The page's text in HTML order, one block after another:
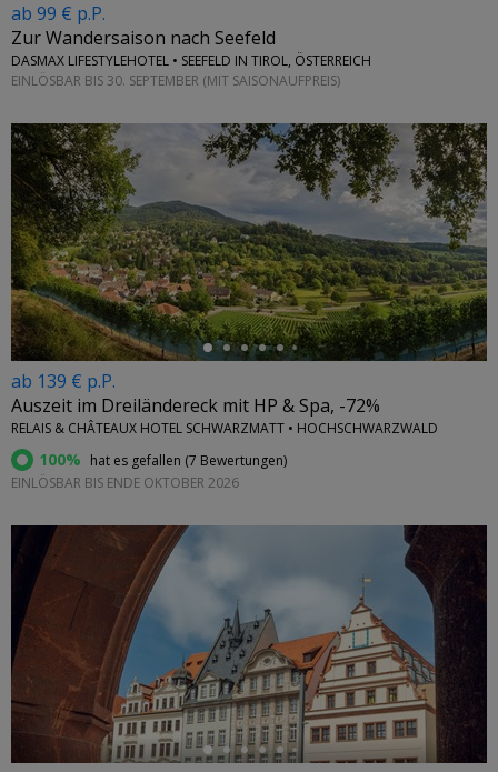
ab 99 € p.P.
Zur Wandersaison nach Seefeld
DASMAX LIFESTYLEHOTEL • SEEFELD IN TIROL, ÖSTERREICH
EINLÖSBAR BIS 30. SEPTEMBER (MIT SAISONAUFPREIS)
←
ab 139 € p.P.
Auszeit im Dreiländereck mit HP & Spa, -72%
RELAIS & CHÂTEAUX HOTEL SCHWARZMATT • HOCHSCHWARZWALD
100% hat es gefallen (7 Bewertungen)
EINLÖSBAR BIS ENDE OKTOBER 2026